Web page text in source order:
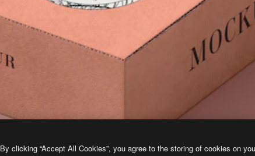
By clicking “Accept All Cookies”, you agree to the storing of cookies on